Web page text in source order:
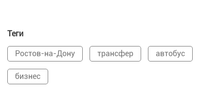
Теги
Ростов-на-Дону трансфер автобус
бизнес